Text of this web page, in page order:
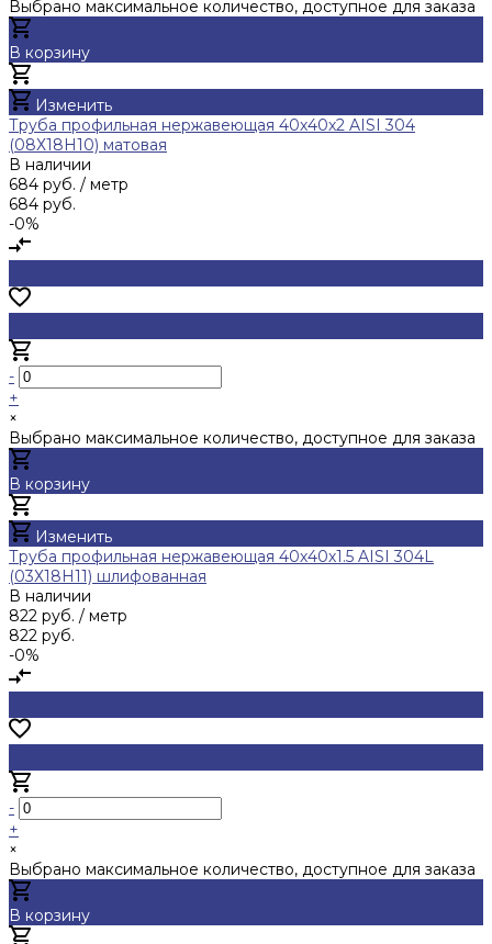
Выбрано максимальное количество, доступное для заказа
В корзину
Изменить
Труба профильная нержавеющая 40х40х2 AISI 304
(08Х18Н10) матовая
В наличии
684 руб. / метр
684 руб.
-0%
-
+
×
Выбрано максимальное количество, доступное для заказа
В корзину
Изменить
Труба профильная нержавеющая 40х40х1.5 AISI 304L
(03Х18Н11) шлифованная
В наличии
822 руб. / метр
822 руб.
-0%
-
+
×
Выбрано максимальное количество, доступное для заказа
В корзину